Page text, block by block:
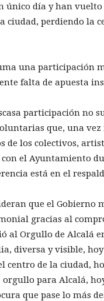
único día y han vuelto
ciudad, perdiendo la
una participación
falta de apuesta
participación no
que, una
de los colectivos,
el Ayuntamiento
está en el
que el
gracias al
al Orgullo de Alcalá
diversa y visible,
centro de la ciudad,
para Alcalá,
que pase lo más